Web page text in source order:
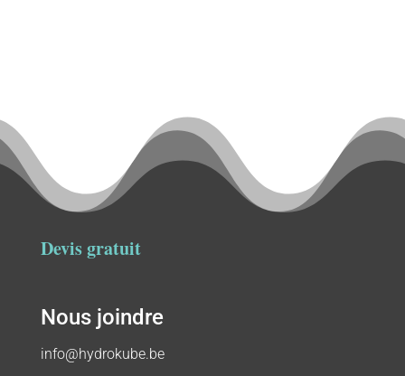
Nous joindre
info@hydrokube.be
Devis gratuit